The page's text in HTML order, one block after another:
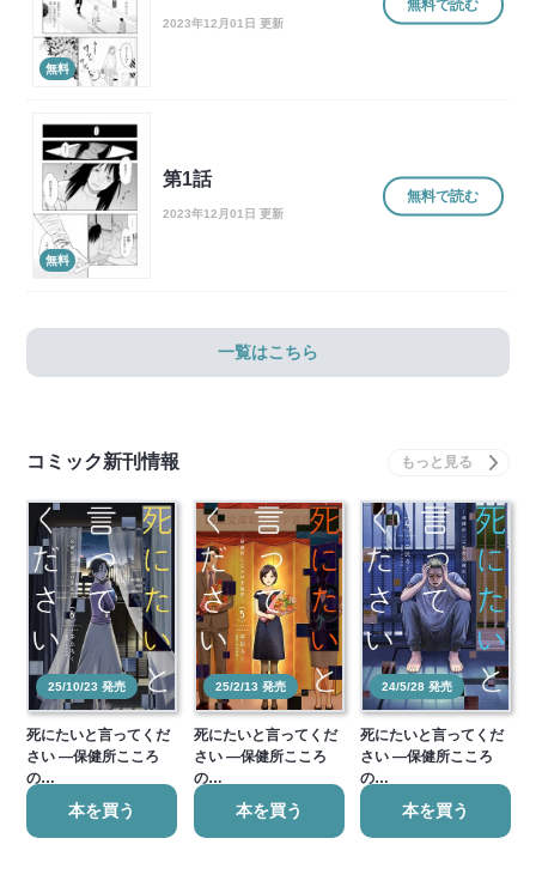
無料
2023年12月01日 更新
無料で読む
無料
第1話
2023年12月01日 更新
無料で読む
一覧はこちら
コミック新刊情報
25/10/23 発売
死にたいと言ってくだ
さい ―保健所こころ
の…
本を買う
25/2/13 発売
死にたいと言ってくだ
さい ―保健所こころ
の…
本を買う
24/5/28 発売
死にたいと言ってくだ
さい ―保健所こころ
の…
本を買う